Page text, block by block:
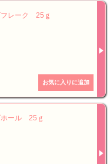
フレーク 25ｇ
ホール 25ｇ